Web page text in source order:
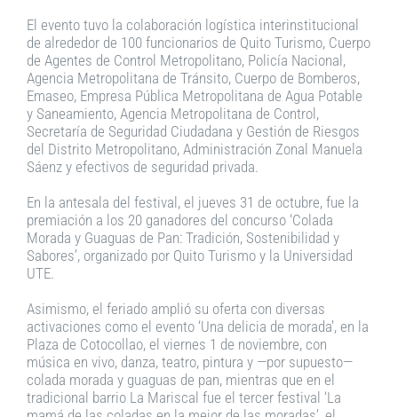
El evento tuvo la colaboración logística interinstitucional
de alrededor de 100 funcionarios de Quito Turismo, Cuerpo
de Agentes de Control Metropolitano, Policía Nacional,
Agencia Metropolitana de Tránsito, Cuerpo de Bomberos,
Emaseo, Empresa Pública Metropolitana de Agua Potable
y Saneamiento, Agencia Metropolitana de Control,
Secretaría de Seguridad Ciudadana y Gestión de Riesgos
del Distrito Metropolitano, Administración Zonal Manuela
Sáenz y efectivos de seguridad privada.
En la antesala del festival, el jueves 31 de octubre, fue la
premiación a los 20 ganadores del concurso ‘Colada
Morada y Guaguas de Pan: Tradición, Sostenibilidad y
Sabores’, organizado por Quito Turismo y la Universidad
UTE.
Asimismo, el feriado amplió su oferta con diversas
activaciones como el evento ‘Una delicia de morada’, en la
Plaza de Cotocollao, el viernes 1 de noviembre, con
música en vivo, danza, teatro, pintura y —por supuesto—
colada morada y guaguas de pan, mientras que en el
tradicional barrio La Mariscal fue el tercer festival ‘La